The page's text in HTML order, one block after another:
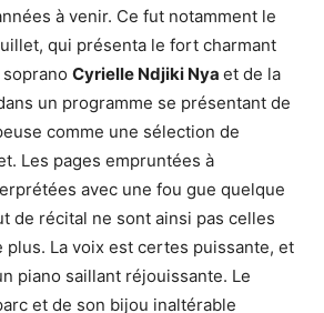
à venir. Ce fut notamment le
qui présenta le fort charmant
Cyrielle Ndjiki Nya et de la
un programme se présentant de
comme une sélection de
Les pages empruntées à
avec une fou gue quelque
de récital ne sont ainsi pas celles
plus. La voix est certes puissante, et
piano saillant réjouissante. Le
et de son bijou inaltérable